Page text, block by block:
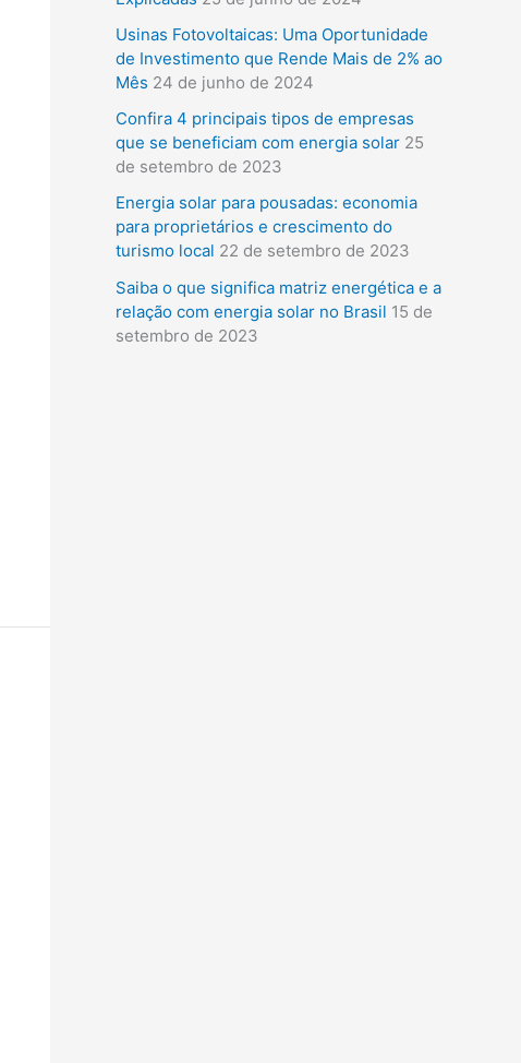
s
a
r
p
o
r
:
Usinas Fotovoltaicas: Uma Oportunidade
de Investimento que Rende Mais de 2% ao
Mês 24 de junho de 2024
Confira 4 principais tipos de empresas
que se beneficiam com energia solar 25
de setembro de 2023
Energia solar para pousadas: economia
para proprietários e crescimento do
turismo local 22 de setembro de 2023
Saiba o que significa matriz energética e a
relação com energia solar no Brasil 15 de
setembro de 2023